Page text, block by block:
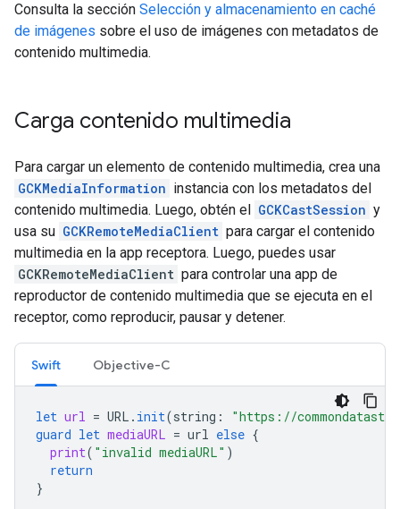
Consulta la sección Selección y almacenamiento en caché
de imágenes sobre el uso de imágenes con metadatos de
contenido multimedia.
Carga contenido multimedia
Para cargar un elemento de contenido multimedia, crea una
GCKMediaInformation instancia con los metadatos del
contenido multimedia. Luego, obtén el GCKCastSession y
usa su GCKRemoteMediaClient para cargar el contenido
multimedia en la app receptora. Luego, puedes usar
GCKRemoteMediaClient para controlar una app de
reproductor de contenido multimedia que se ejecuta en el
receptor, como reproducir, pausar y detener.
Swift Objective-C
let url = URL . init(string :
"https://
guard let mediaURL = url else {
print( "invalid mediaURL" )
return
}